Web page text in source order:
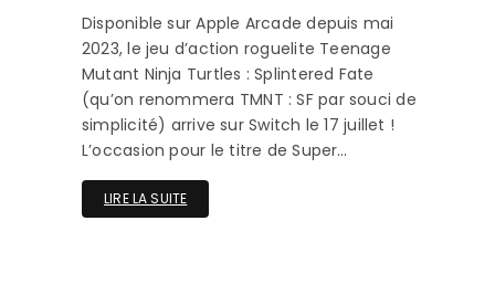
Disponible sur Apple Arcade depuis mai
2023, le jeu d’action roguelite Teenage
Mutant Ninja Turtles : Splintered Fate
(qu’on renommera TMNT : SF par souci de
simplicité) arrive sur Switch le 17 juillet !
L’occasion pour le titre de Super…
LIRE LA SUITE